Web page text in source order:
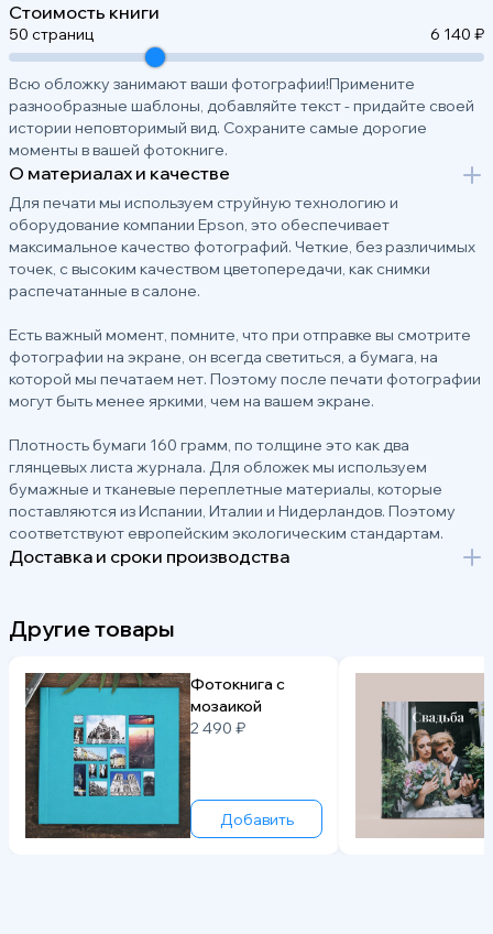
Стоимость книги
50 страниц 6 140 ₽
Всю обложку занимают ваши фотографии!Примените
разнообразные шаблоны, добавляйте текст - придайте своей
истории неповторимый вид. Сохраните самые дорогие
моменты в вашей фотокниге.
О материалах и качестве
Для печати мы используем струйную технологию и
оборудование компании Epson, это обеспечивает
максимальное качество фотографий. Четкие, без различимых
точек, с высоким качеством цветопередачи, как снимки
распечатанные в салоне.
Есть важный момент, помните, что при отправке вы смотрите
фотографии на экране, он всегда светиться, а бумага, на
которой мы печатаем нет. Поэтому после печати фотографии
могут быть менее яркими, чем на вашем экране.
Плотность бумаги 160 грамм, по толщине это как два
глянцевых листа журнала. Для обложек мы используем
бумажные и тканевые переплетные материалы, которые
поставляются из Испании, Италии и Нидерландов. Поэтому
соответствуют европейским экологическим стандартам.
Доставка и сроки производства
Другие товары
Фотокнига с
мозаикой
2 490 ₽
Добавить